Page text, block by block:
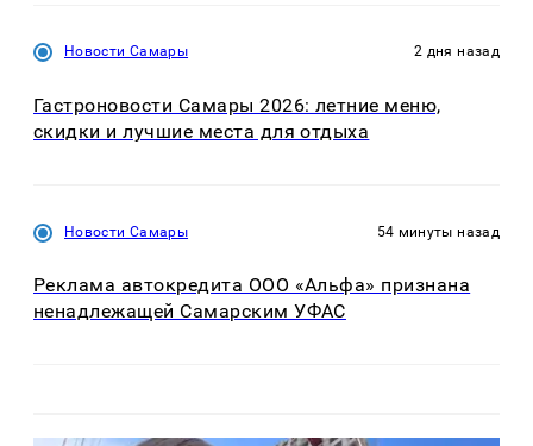
Новости Самары 2 дня назад
Гастроновости Самары 2026: летние меню,
скидки и лучшие места для отдыха
Новости Самары 54 минуты назад
Реклама автокредита ООО «Альфа» признана
ненадлежащей Самарским УФАС